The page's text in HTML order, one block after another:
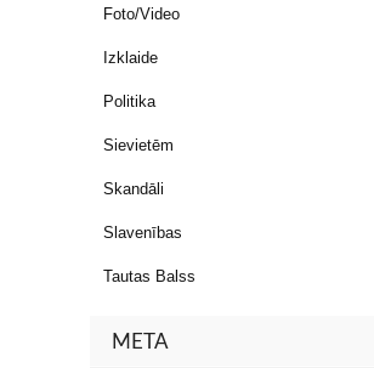
Foto/Video
Izklaide
Politika
Sievietēm
Skandāli
Slavenības
Tautas Balss
META